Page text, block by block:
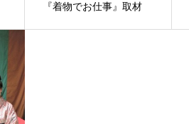
『着物でお仕事』取材